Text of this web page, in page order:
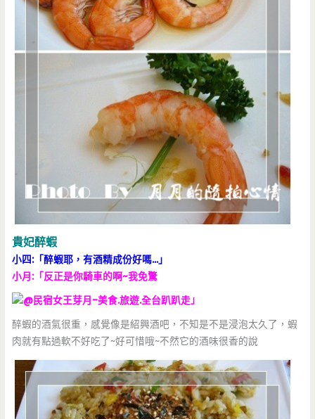
貴妃醉蝦
小四:「醉蝦耶，有酒精成份好嗎…」
小月:「反正是你騎車的啊~我免驚
」
醉蝦的酒氣很重，感覺像是紹興酒吧，不知是不是浸泡太久了，蝦
肉就有點過軟不好吃了~好可惜哦~不然它的酒味很香的說